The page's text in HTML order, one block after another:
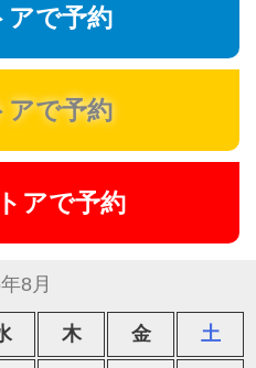
アで予約
アで予約
アで予約
8月
木 金 土